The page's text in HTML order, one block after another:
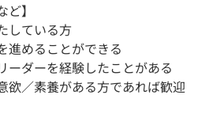
】
している方
進めることができる
ーダーを経験したことがある
／素養がある方であれば歓迎